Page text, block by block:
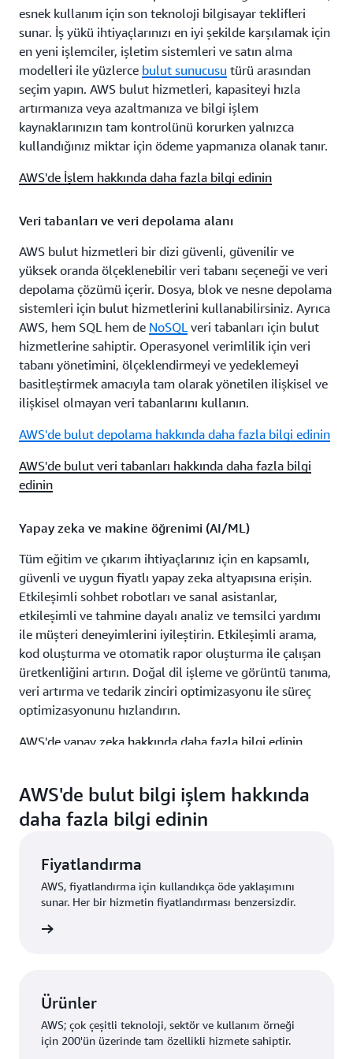
esnek kullanım için son teknoloji bilgisayar teklifleri
sunar. İş yükü ihtiyaçlarınızı en iyi şekilde karşılamak için
en yeni işlemciler, işletim sistemleri ve satın alma
modelleri ile yüzlerce bulut sunucusu türü arasından
seçim yapın. AWS bulut hizmetleri, kapasiteyi hızla
artırmanıza veya azaltmanıza ve bilgi işlem
kaynaklarınızın tam kontrolünü korurken yalnızca
kullandığınız miktar için ödeme yapmanıza olanak tanır.
AWS'de İşlem hakkında daha fazla bilgi edinin
Veri tabanları ve veri depolama alanı
AWS bulut hizmetleri bir dizi güvenli, güvenilir ve
yüksek oranda ölçeklenebilir veri tabanı seçeneği ve veri
depolama çözümü içerir. Dosya, blok ve nesne depolama
sistemleri için bulut hizmetlerini kullanabilirsiniz. Ayrıca
AWS, hem SQL hem de NoSQLveri tabanları için bulut
hizmetlerine sahiptir. Operasyonel verimlilik için veri
tabanı yönetimini, ölçeklendirmeyi ve yedeklemeyi
basitleştirmek amacıyla tam olarak yönetilen ilişkisel ve
ilişkisel olmayan veri tabanlarını kullanın.
AWS'de bulut depolama hakkında daha fazla bilgi edinin
AWS'de bulut veri tabanları hakkında daha fazla bilgi
edinin
Yapay zeka ve makine öğrenimi (AI/ML)
Tüm eğitim ve çıkarım ihtiyaçlarınız için en kapsamlı,
güvenli ve uygun fiyatlı yapay zeka altyapısına erişin.
Etkileşimli sohbet robotları ve sanal asistanlar,
etkileşimli ve tahmine dayalı analiz ve temsilci yardımı
ile müşteri deneyimlerini iyileştirin. Etkileşimli arama,
kod oluşturma ve otomatik rapor oluşturma ile çalışan
üretkenliğini artırın. Doğal dil işleme ve görüntü tanıma,
veri artırma ve tedarik zinciri optimizasyonu ile süreç
optimizasyonunu hızlandırın.
AWS'de yapay zeka hakkında daha fazla bilgi edinin
Ağ iletişimi ve içerik teslimi
AWS ağ iletişimi ve içerik dağıtım hizmetleriyle en
yüksek erişilebilirlik seviyelerini korurken dünyanın
geçiş yaparak ağ ortamınızı basitleştirin ve ağ trafiğini
daha verimli bir şekilde dağıtın. Daha hızlı, daha güvenli
uygulamalar sunun ve hibrit altyapıyı en üst düzeyde
güvenilirlik ve performansla bağlayın.
Güvenlik, kimlik ve uygunluk
Bulut hizmetleri, güvenlik duruşunuzu geliştirebilir ve
AWS'de bulut bilgi işlem hakkında
daha fazla bilgi edinin
Fiyatlandırma
AWS, fiyatlandırma için kullandıkça öde yaklaşımını
sunar. Her bir hizmetin fiyatlandırması benzersizdir.
Ürünler
AWS; çok çeşitli teknoloji, sektör ve kullanım örneği
için 200'ün üzerinde tam özellikli hizmete sahiptir.